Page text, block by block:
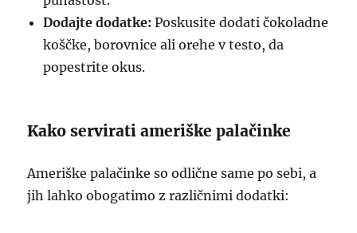
Dodajte dodatke: Poskusite dodati čokoladne
koščke, borovnice ali orehe v testo, da
popestrite okus.
Kako servirati ameriške palačinke
Ameriške palačinke so odlične same po sebi, a
jih lahko obogatimo z različnimi dodatki: